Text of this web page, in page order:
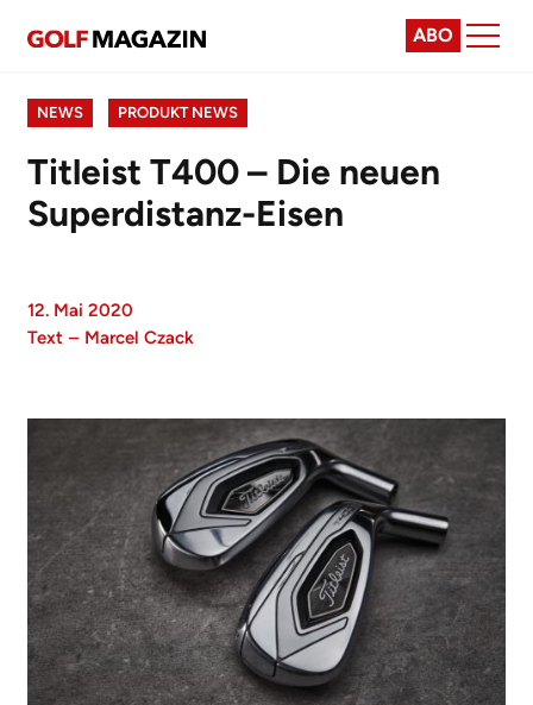
ABO
NEWS PRODUKT NEWS
Titleist T400 – Die neuen
Superdistanz-Eisen
12. Mai 2020
Text – Marcel Czack